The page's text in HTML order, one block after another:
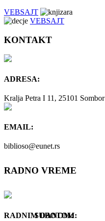
VEBSAJT
VEBSAJT
KONTAKT
ADRESA:
Kralja Petra I 11, 25101 Sombor
EMAIL:
biblioso@eunet.rs
RADNO VREME
RADNIM DANOM:
SUBOTOM: